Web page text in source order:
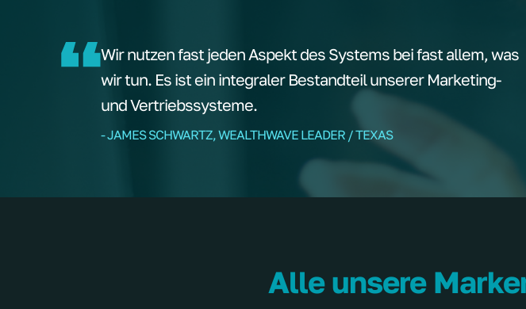
Wir nutzen fast jeden Aspekt des Systems bei fast allem, was
wir tun. Es ist ein integraler Bestandteil unserer Marketing-
und Vertriebssysteme.
- JAMES SCHWARTZ, WEALTHWAVE LEADER / TEXAS
Alle unsere